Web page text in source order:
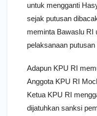
untuk mengganti
sejak putusan
meminta Bawaslu RI
pelaksanaan putusan
Adapun KPU RI
Anggota KPU RI
Ketua KPU RI
dijatuhkan sanksi